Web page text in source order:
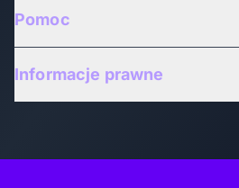
Pomoc
Informacje prawne